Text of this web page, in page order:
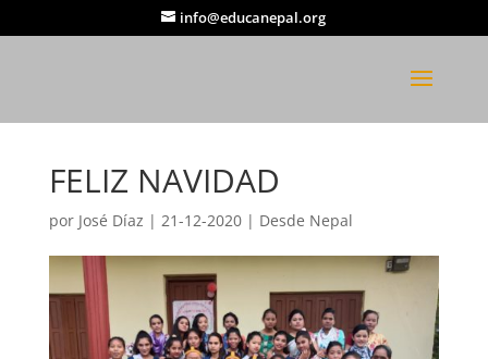
info@educanepal.org
FELIZ NAVIDAD
por José Díaz | 21-12-2020| Desde Nepal